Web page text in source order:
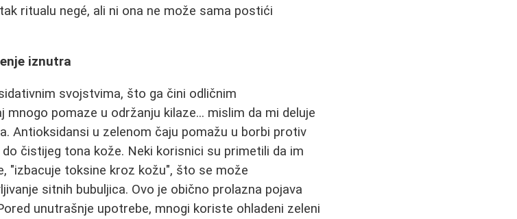
ritualu negé, ali ni ona ne može sama postići
iznutra
svojstvima, što ga čini odličnim
pomaze u održanju kilaze... mislim da mi deluje
Antioksidansi u zelenom čaju pomažu u borbi protiv
čistijeg tona kože. Neki korisnici su primetili da im
"izbacuje toksine kroz kožu", što se može
sitnih bubuljica. Ovo je obično prolazna pojava
unutrašnje upotrebe, mnogi koriste ohladeni zeleni